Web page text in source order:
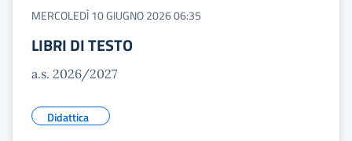
MERCOLEDÌ 10 GIUGNO 2026 06:35
LIBRI DI TESTO
a.s. 2026/2027
Didattica